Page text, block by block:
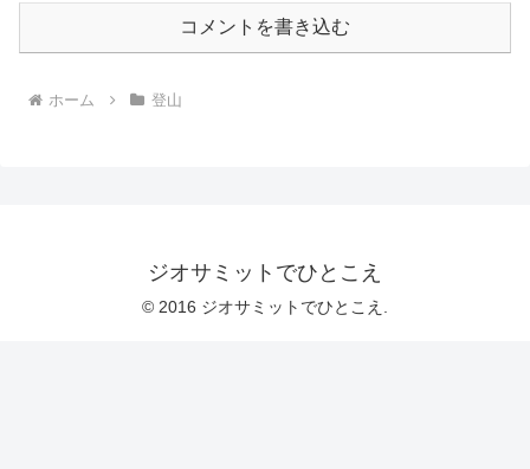
コメントを書き込む
ホーム 登山
ジオサミットでひとこえ
© 2016 ジオサミットでひとこえ.